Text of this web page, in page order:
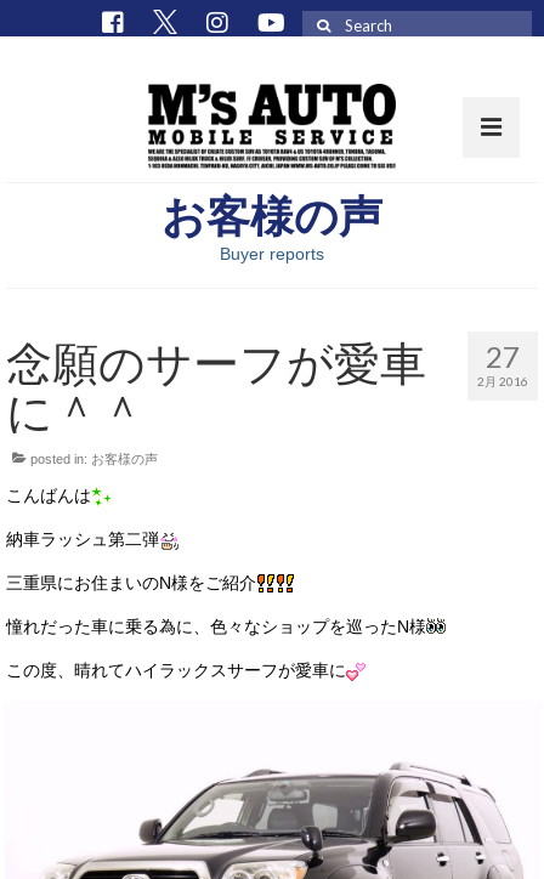
取扱車種一覧
M’sCollectionパーツ一覧
エムズオート
M’sCollection
買取のご案内
店舗情報
トップメッセージ
スタッフ紹介
お客様の声
Buyer reports
27
2月 2016
念願のサーフが愛車
に＾＾
posted in: お客様の声
こんばんは
納車ラッシュ第二弾
三重県にお住まいのN様をご紹介
憧れだった車に乗る為に、色々なショップを巡ったN様
この度、晴れてハイラックスサーフが愛車に